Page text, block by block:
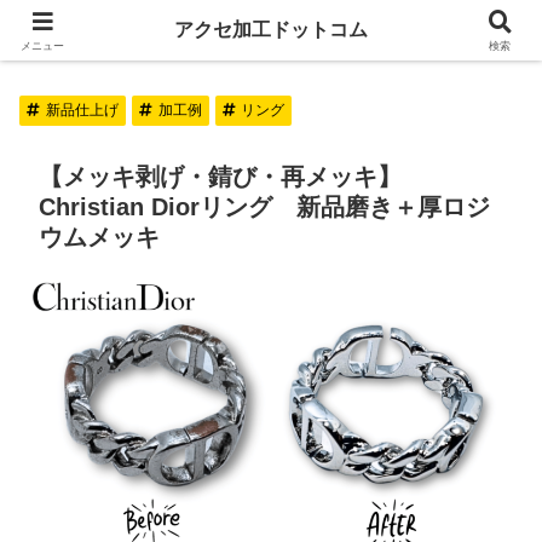
アクセ加工ドットコム
新品仕上げ 加工例 リング
【メッキ剥げ・錆び・再メッキ】
Christian Diorリング 新品磨き＋厚ロジ
ウムメッキ
メニュー
アクセ加工ドットコム
検索